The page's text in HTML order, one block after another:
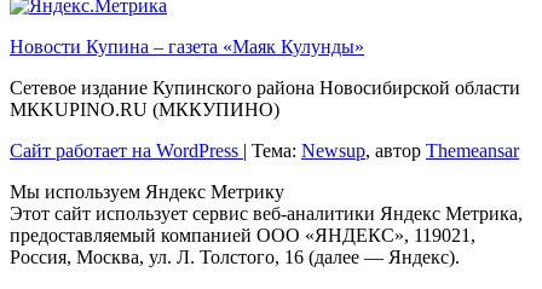
Новости Купина – газета «Маяк Кулунды»
Сетевое издание Купинского района Новосибирской области
МКKUPINO.RU (МККУПИНО)
Сайт работает на WordPress
Тема: Newsup, автор Themeansar
Мы используем Яндекс Метрику
Этот сайт использует сервис веб-аналитики Яндекс Метрика,
предоставляемый компанией ООО «ЯНДЕКС», 119021,
Россия, Москва, ул. Л. Толстого, 16 (далее — Яндекс).